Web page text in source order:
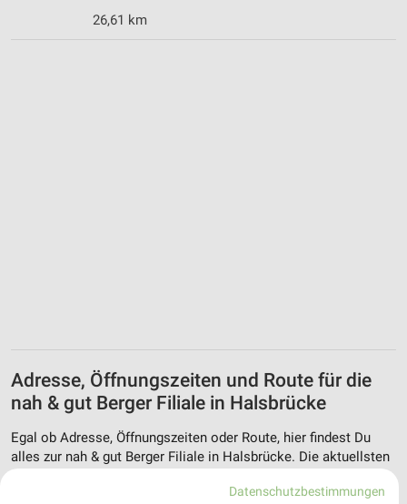
26,61 km
Adresse, Öffnungszeiten und Route für die
nah & gut Berger Filiale in Halsbrücke
Egal ob Adresse, Öffnungszeiten oder Route, hier findest Du
alles zur nah & gut Berger Filiale in Halsbrücke. Die aktuellsten
anschauen. Wenn Du ein schönes Schnäppchen gefunden hast,
Datenschutzbestimmungen